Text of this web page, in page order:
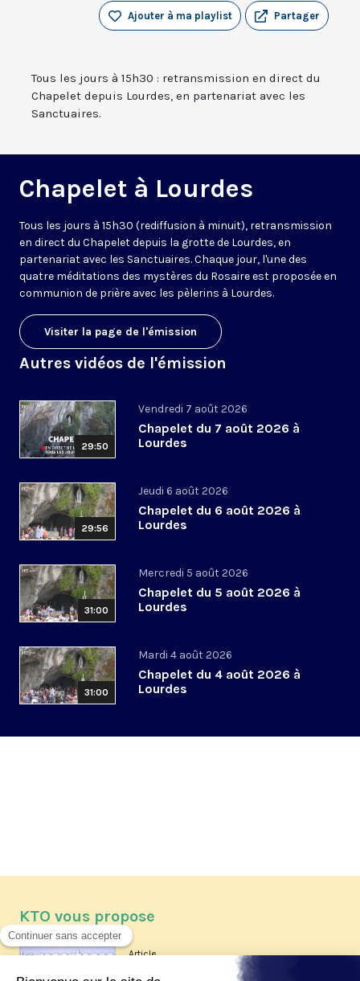
Partager
Ajouter à ma playlist
Tous les jours à 15h30 : retransmission en direct du
Chapelet depuis Lourdes, en partenariat avec les
Sanctuaires.
Chapelet à Lourdes
Tous les jours à 15h30 (rediffusion à minuit), retransmission
en direct du Chapelet depuis la grotte de Lourdes, en
partenariat avec les Sanctuaires. Chaque jour, l'une des
quatre méditations des mystères du Rosaire est proposée en
communion de prière avec les pèlerins à Lourdes.
Visiter la page de l'émission
Autres vidéos de l'émission
29:50
Vendredi 7 août 2026
Chapelet du 7 août 2026 à
Lourdes
29:56
Jeudi 6 août 2026
Chapelet du 6 août 2026 à
Lourdes
31:00
Mercredi 5 août 2026
Chapelet du 5 août 2026 à
Lourdes
31:00
Mardi 4 août 2026
Chapelet du 4 août 2026 à
Lourdes
KTO vous propose
Article
Les reportages d'été 2026 de KTO